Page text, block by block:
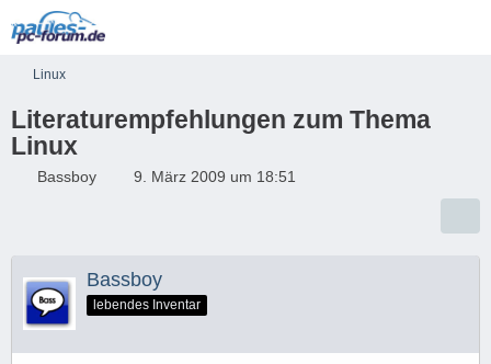
Linux
Literaturempfehlungen zum Thema
Linux
Bassboy 9. März 2009 um 18:51
Bassboy
lebendes Inventar